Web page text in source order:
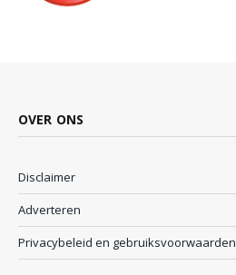
OVER ONS
Disclaimer
Adverteren
Privacybeleid en gebruiksvoorwaarden